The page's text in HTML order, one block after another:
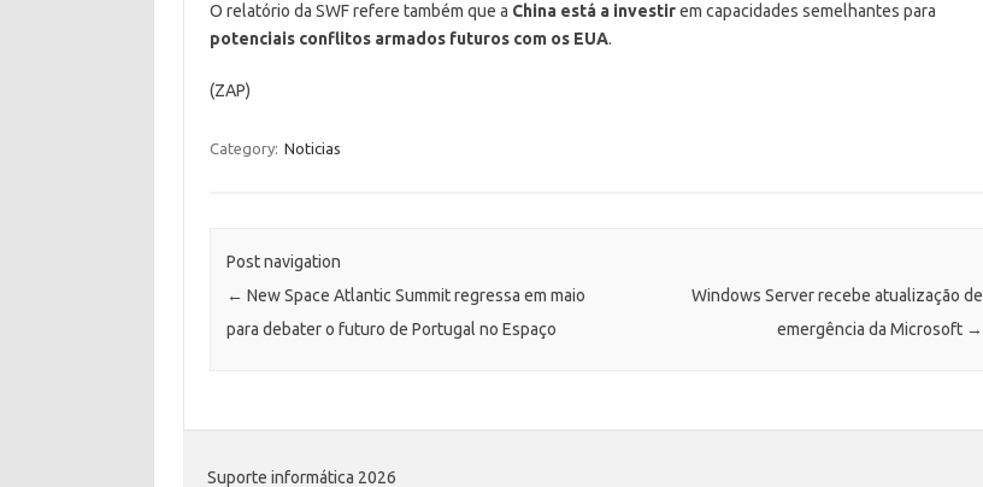
O relatório da SWF refere também que a China está a investirem capacidades semelhantes para
potenciais conflitos armados futuros com os EUA.
(ZAP)
Category: Noticias
Post navigation
← New Space Atlantic Summit regressa em maio
para debater o futuro de Portugal no Espaço
Windows Server recebe atualização de
emergência da Microsoft →
Suporte informática 2026